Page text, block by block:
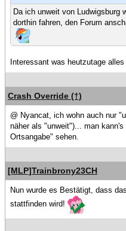
Da ich unweit von Ludwigsburg
dorthin fahren, den Forum
Interessant was heutzutage
Crash Override (†)
@ Nyancat, ich wohn auch nur
näher als "unweit")... man
Ortsangabe" sehen.
[MLP]Trainbrony23CH
Nun wurde es Bestätigt, dass
stattfinden wird!